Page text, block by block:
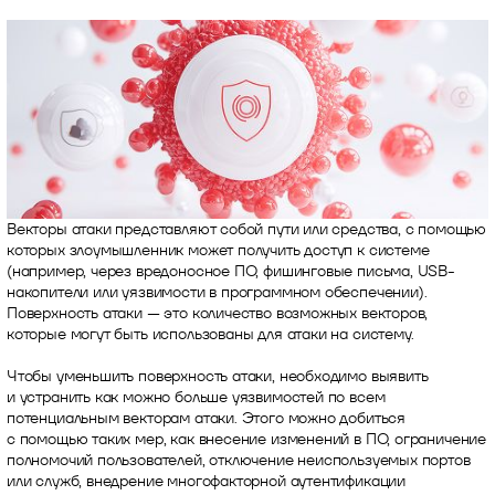
Векторы атаки представляют собой пути или средства, с помощью
которых злоумышленник может получить доступ к системе
(например, через вредоносное ПО, фишинговые письма, USB-
накопители или уязвимости в программном обеспечении).
Поверхность атаки — это количество возможных векторов,
которые могут быть использованы для атаки на систему.
Чтобы уменьшить поверхность атаки, необходимо выявить
и устранить как можно больше уязвимостей по всем
потенциальным векторам атаки. Этого можно добиться
с помощью таких мер, как внесение изменений в ПО, ограничение
полномочий пользователей, отключение неиспользуемых портов
или служб, внедрение многофакторной аутентификации